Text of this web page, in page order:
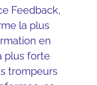
Feedback,
la plus
en
plus forte
trompeurs